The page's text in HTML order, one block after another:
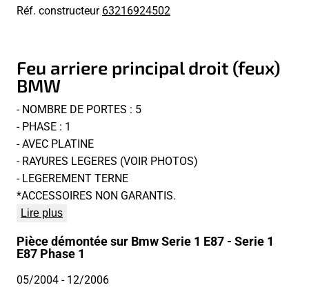
Réf. constructeur63216924502
Feu arriere principal droit (feux)
BMW
- NOMBRE DE PORTES : 5
- PHASE : 1
- AVEC PLATINE
- RAYURES LEGERES (VOIR PHOTOS)
- LEGEREMENT TERNE
*ACCESSOIRES NON GARANTIS.
Lire plus
Pièce démontée sur Bmw Serie 1 E87 - Serie 1
E87 Phase 1
05/2004- 12/2006